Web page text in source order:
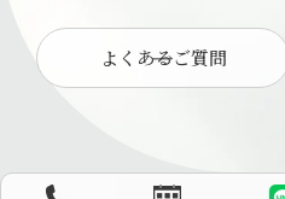
よくあるご質問